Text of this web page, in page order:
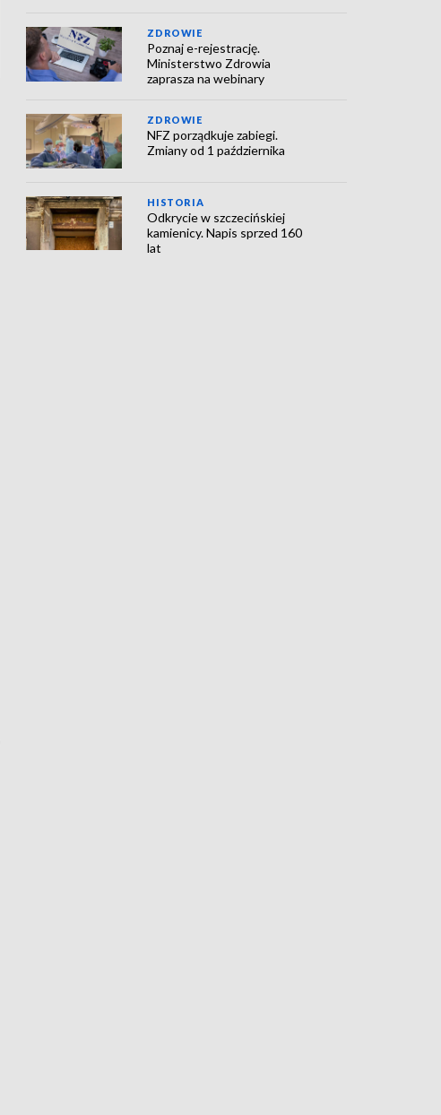
ZDROWIE
Poznaj e-rejestrację.
Ministerstwo Zdrowia
zaprasza na webinary
ZDROWIE
NFZ porządkuje zabiegi.
Zmiany od 1 października
HISTORIA
Odkrycie w szczecińskiej
kamienicy. Napis sprzed 160
lat